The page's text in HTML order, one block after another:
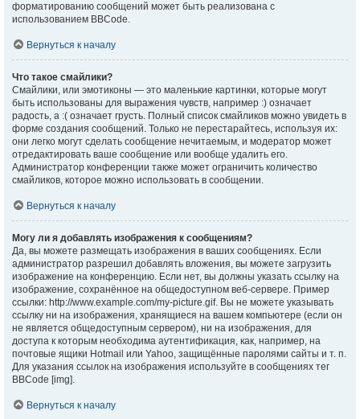
форматированию сообщений может быть реализована с
использованием BBCode.
Вернуться к началу
Что такое смайлики?
Смайлики, или эмотиконы — это маленькие картинки, которые могут
быть использованы для выражения чувств, например :) означает
радость, а :( означает грусть. Полный список смайликов можно увидеть в
форме создания сообщений. Только не перестарайтесь, используя их:
они легко могут сделать сообщение нечитаемым, и модератор может
отредактировать ваше сообщение или вообще удалить его.
Администратор конференции также может ограничить количество
смайликов, которое можно использовать в сообщении.
Вернуться к началу
Могу ли я добавлять изображения к сообщениям?
Да, вы можете размещать изображения в ваших сообщениях. Если
администратор разрешил добавлять вложения, вы можете загрузить
изображение на конференцию. Если нет, вы должны указать ссылку на
изображение, сохранённое на общедоступном веб-сервере. Пример
ссылки: http://www.example.com/my-picture.gif. Вы не можете указывать
ссылку ни на изображения, хранящиеся на вашем компьютере (если он
не является общедоступным сервером), ни на изображения, для
доступа к которым необходима аутентификация, как, например, на
почтовые ящики Hotmail или Yahoo, защищённые паролями сайты и т. п.
Для указания ссылок на изображения используйте в сообщениях тег
BBCode [img].
Вернуться к началу